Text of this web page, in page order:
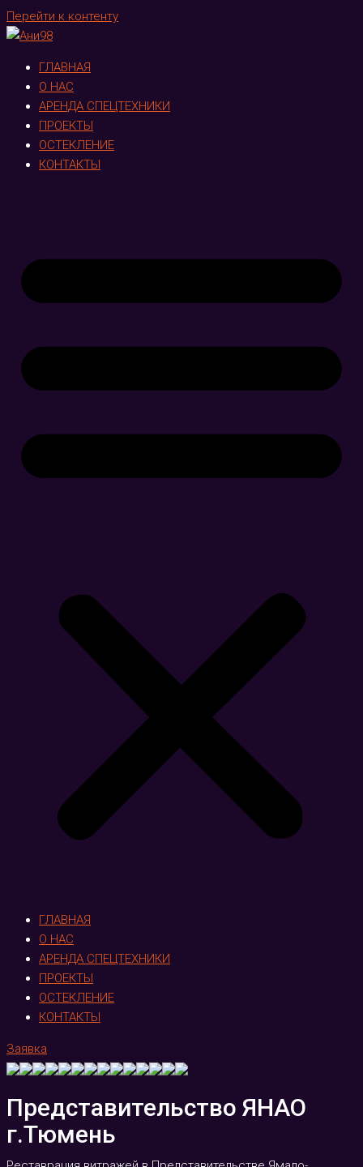
Перейти к контенту
ГЛАВНАЯ
О НАС
АРЕНДА СПЕЦТЕХНИКИ
ПРОЕКТЫ
ОСТЕКЛЕНИЕ
КОНТАКТЫ
ГЛАВНАЯ
О НАС
АРЕНДА СПЕЦТЕХНИКИ
ПРОЕКТЫ
ОСТЕКЛЕНИЕ
КОНТАКТЫ
Заявка
Представительство ЯНАО
г.Тюмень